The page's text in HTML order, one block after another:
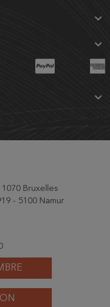



Bruxelles
- 5100 Namur